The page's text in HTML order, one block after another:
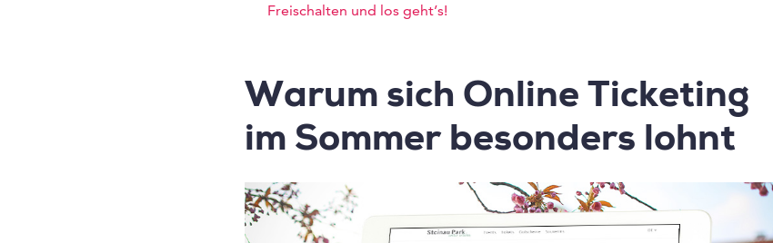
Freischalten und los geht’s!
Warum sich Online Ticketing
im Sommer besonders lohnt